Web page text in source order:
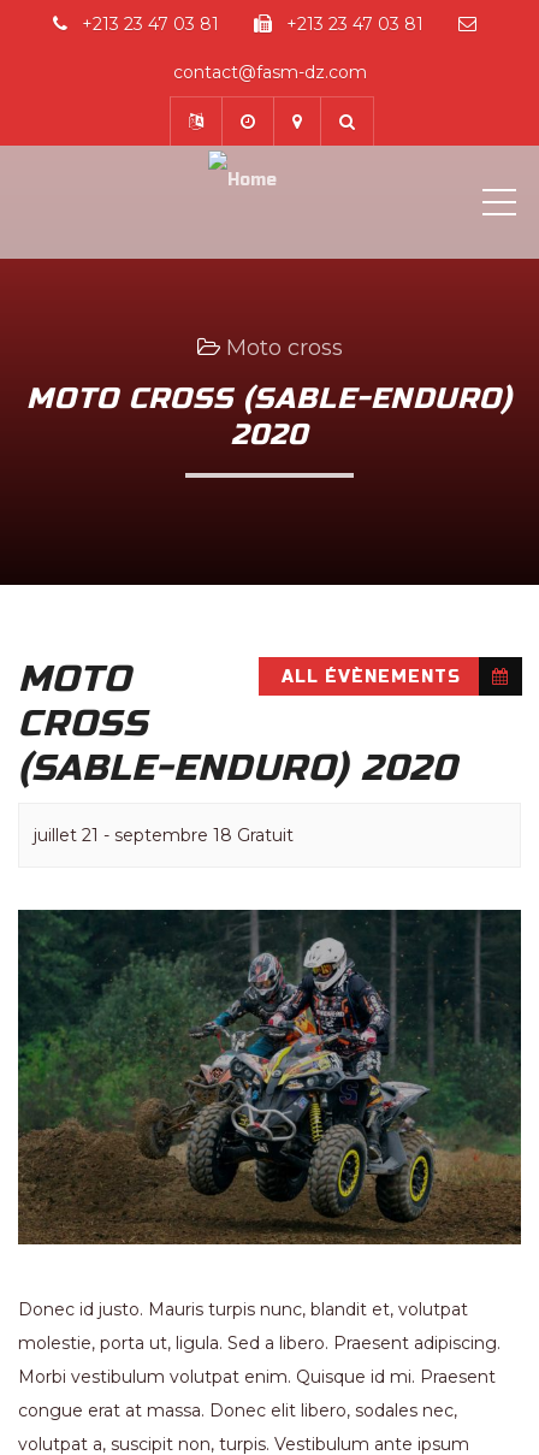
+213 23 47 03 81 +213 23 47 03 81
contact@fasm-dz.com
Moto cross
MOTO CROSS (SABLE-ENDURO)
2020
ALL ÉVÈNEMENTS
MOTO
CROSS
(SABLE-ENDURO) 2020
juillet 21 - septembre 18 Gratuit
Donec id justo. Mauris turpis nunc, blandit et, volutpat
molestie, porta ut, ligula. Sed a libero. Praesent adipiscing.
Morbi vestibulum volutpat enim. Quisque id mi. Praesent
congue erat at massa. Donec elit libero, sodales nec,
volutpat a, suscipit non, turpis. Vestibulum ante ipsum